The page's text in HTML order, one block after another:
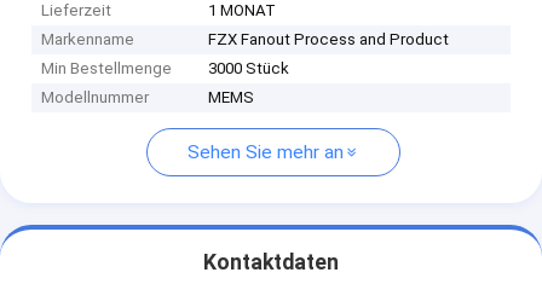
Lieferzeit
1 MONAT
Markenname
FZX Fanout Process and Product
Min Bestellmenge
3000 Stück
Modellnummer
MEMS
Sehen Sie mehr an
Kontaktdaten